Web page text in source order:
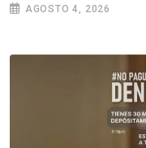
AGOSTO 4, 2026